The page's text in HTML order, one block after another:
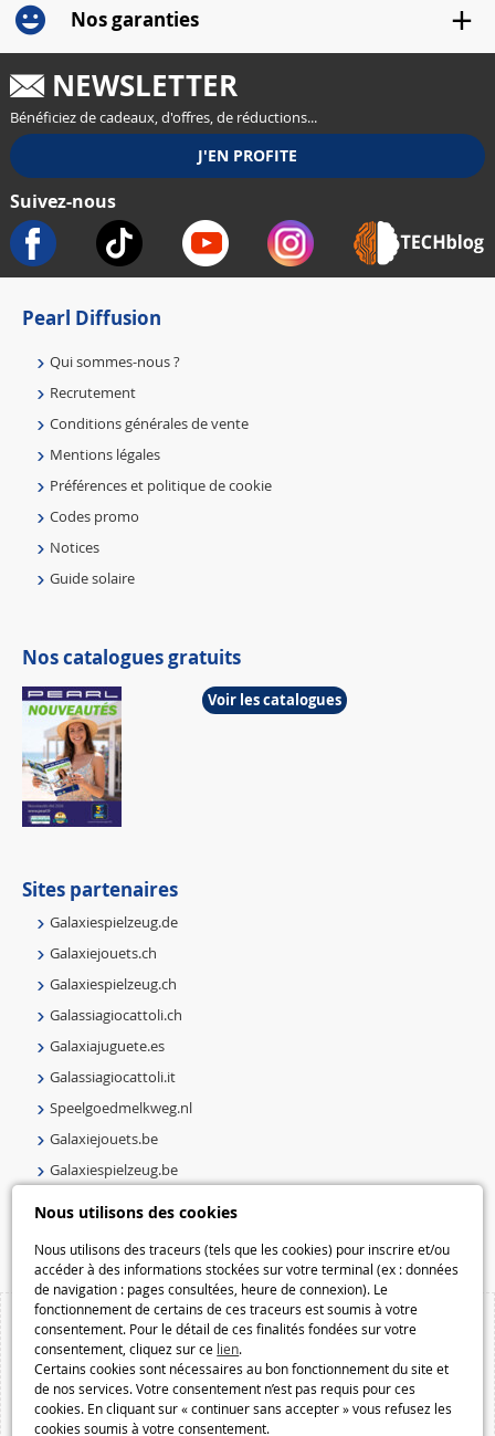
Nous utilisons des cookies
Nous utilisons des traceurs (tels que les cookies) pour inscrire et/ou
accéder à des informations stockées sur votre terminal (ex : données
de navigation : pages consultées, heure de connexion). Le
fonctionnement de certains de ces traceurs est soumis à votre
consentement. Pour le détail de ces finalités fondées sur votre
consentement, cliquez sur ce lien.
Certains cookies sont nécessaires au bon fonctionnement du site et
de nos services. Votre consentement n’est pas requis pour ces
cookies. En cliquant sur « continuer sans accepter » vous refusez les
cookies soumis à votre consentement.
Nos garanties
NEWSLETTER
Bénéficiez de cadeaux, d'offres, de réductions...
Suivez-nous
Pearl Diffusion
Qui sommes-nous ?
Recrutement
Conditions générales de vente
Mentions légales
Préférences et politique de cookie
Codes promo
Notices
Guide solaire
Nos catalogues gratuits
Voir les catalogues
Sites partenaires
Galaxiespielzeug.de
Galaxiejouets.ch
Galaxiespielzeug.ch
Galassiagiocattoli.ch
Galaxiajuguete.es
Galassiagiocattoli.it
Speelgoedmelkweg.nl
Galaxiejouets.be
Galaxiespielzeug.be